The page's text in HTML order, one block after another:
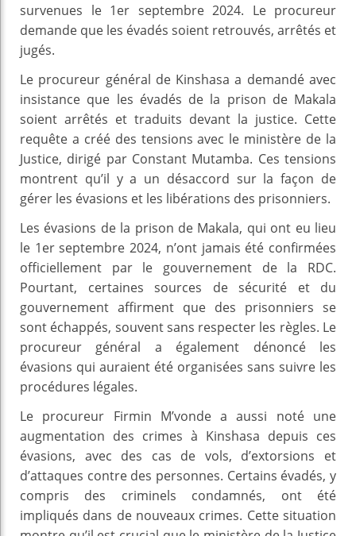
survenues le 1er septembre 2024. Le procureur
demande que les évadés soient retrouvés, arrêtés et
jugés.
Le procureur général de Kinshasa a demandé avec
insistance que les évadés de la prison de Makala
soient arrêtés et traduits devant la justice. Cette
requête a créé des tensions avec le ministère de la
Justice, dirigé par Constant Mutamba. Ces tensions
montrent qu’il y a un désaccord sur la façon de
gérer les évasions et les libérations des prisonniers.
Les évasions de la prison de Makala, qui ont eu lieu
le 1er septembre 2024, n’ont jamais été confirmées
officiellement par le gouvernement de la RDC.
Pourtant, certaines sources de sécurité et du
gouvernement affirment que des prisonniers se
sont échappés, souvent sans respecter les règles. Le
procureur général a également dénoncé les
évasions qui auraient été organisées sans suivre les
procédures légales.
Le procureur Firmin M’vonde a aussi noté une
augmentation des crimes à Kinshasa depuis ces
évasions, avec des cas de vols, d’extorsions et
d’attaques contre des personnes. Certains évadés, y
compris des criminels condamnés, ont été
impliqués dans de nouveaux crimes. Cette situation